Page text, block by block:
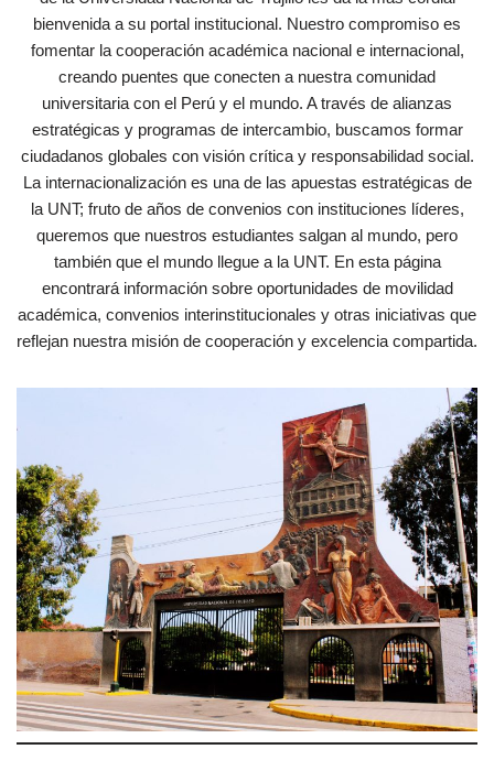
bienvenida a su portal institucional. Nuestro compromiso es
fomentar la cooperación académica nacional e internacional,
creando puentes que conecten a nuestra comunidad
universitaria con el Perú y el mundo. A través de alianzas
estratégicas y programas de intercambio, buscamos formar
ciudadanos globales con visión crítica y responsabilidad social.
La internacionalización es una de las apuestas estratégicas de
la UNT; fruto de años de convenios con instituciones líderes,
queremos que nuestros estudiantes salgan al mundo, pero
también que el mundo llegue a la UNT. En esta página
encontrará información sobre oportunidades de movilidad
académica, convenios interinstitucionales y otras iniciativas que
reflejan nuestra misión de cooperación y excelencia compartida.